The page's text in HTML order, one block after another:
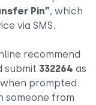
Pin”, which
via SMS.
recommend
submit 332264 as
prompted.
someone from